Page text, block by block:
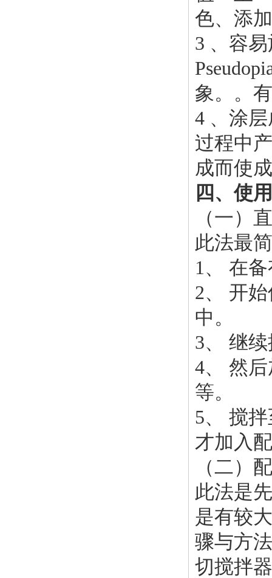
色、添
3 、容
象。。
4 、涂
过程中
成而使
四、使
（一）
此法最
1、 在
2、 开
中。
3、 继
4、 然
等。
5、 搅
才加入
（二）
此法是
是有较
骤与方
切搅拌